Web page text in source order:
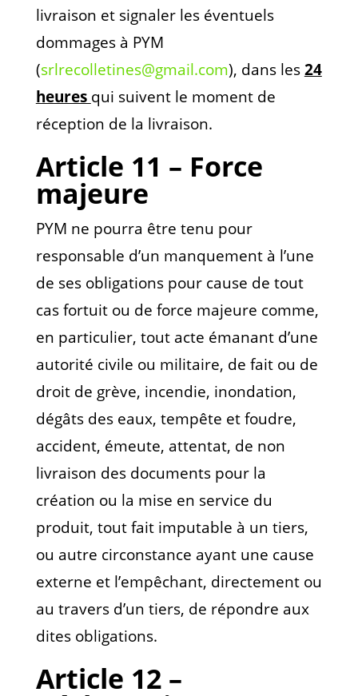
livraison et signaler les éventuels
dommages à PYM
(srlrecolletines@gmail.com), dans les24
heures qui suivent le moment de
réception de la livraison.
Article 11 – Force
majeure
PYM ne pourra être tenu pour
responsable d’un manquement à l’une
de ses obligations pour cause de tout
cas fortuit ou de force majeure comme,
en particulier, tout acte émanant d’une
autorité civile ou militaire, de fait ou de
droit de grève, incendie, inondation,
dégâts des eaux, tempête et foudre,
accident, émeute, attentat, de non
livraison des documents pour la
création ou la mise en service du
produit, tout fait imputable à un tiers,
ou autre circonstance ayant une cause
externe et l’empêchant, directement ou
au travers d’un tiers, de répondre aux
dites obligations.
Article 12 –